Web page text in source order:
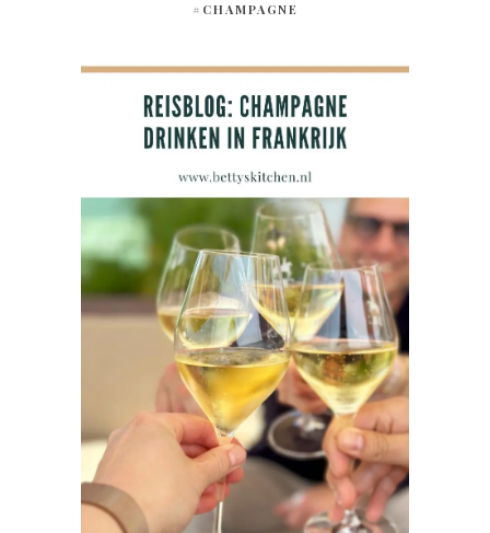
#CHAMPAGNE